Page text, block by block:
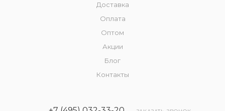
Доставка
Оплата
Оптом
Акции
Блог
Контакты